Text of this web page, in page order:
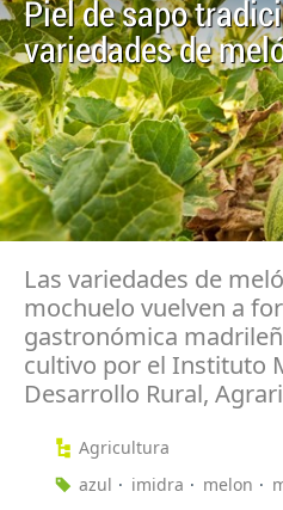
Piel de sapo
variedades de
Las variedades de
mochuelo vuelven a
gastronómica
cultivo por el Instituto
Desarrollo Rural,
Agricultura
azul
imidra melon